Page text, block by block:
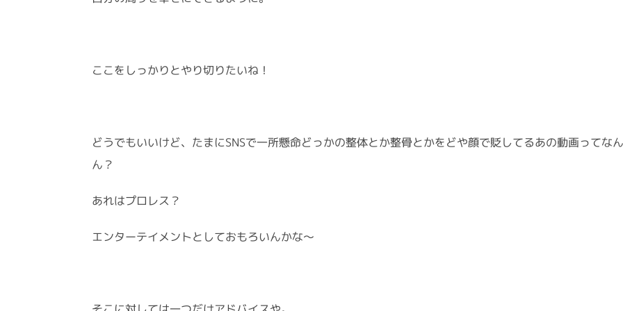
ここをしっかりとやり切りたいね！
どうでもいいけど、たまにSNSで一所懸命どっかの整体とか整骨とかをどや顔で貶してるあの動画ってな
ん？
あれはプロレス？
エンターテイメントとしておもろいんかな～